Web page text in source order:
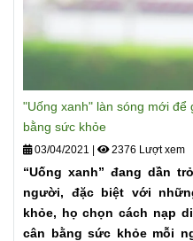
"Uống xanh" làn sóng mới
bằng sức khỏe
03/04/2021 2376 Lượt xem
“Uống xanh” đang dần
người, đặc biệt với
khỏe, họ chọn cách nạp
cân bằng sức khỏe mỗi